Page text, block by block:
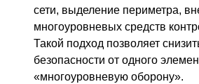
сети, выделение периметра,
многоуровневых средств
Такой подход позволяет
безопасности от одного
«многоуровневую оборону».